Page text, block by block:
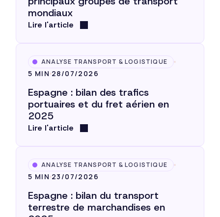
mondiaux
Lire l'article
ANALYSE TRANSPORT & LOGISTIQUE
5 MIN 28/07/2026
Espagne : bilan des trafics
portuaires et du fret aérien en
2025
Lire l'article
ANALYSE TRANSPORT & LOGISTIQUE
5 MIN 23/07/2026
Espagne : bilan du transport
terrestre de marchandises en